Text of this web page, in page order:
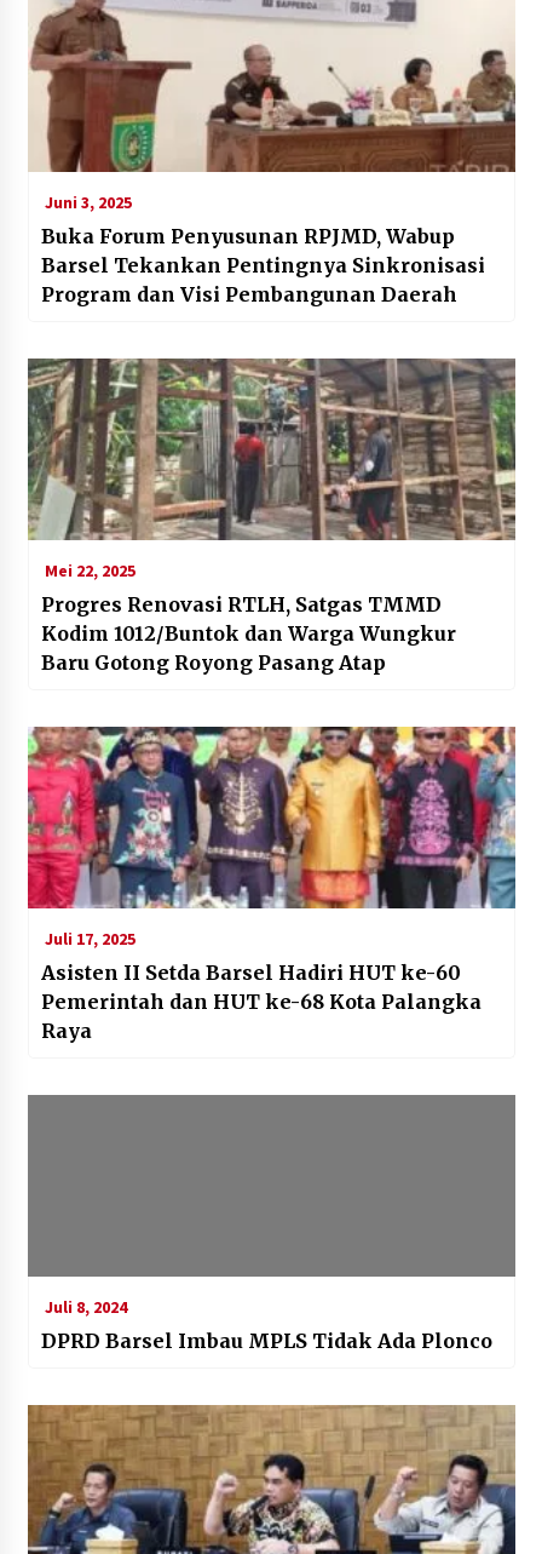
Juni 3, 2025
Buka Forum Penyusunan RPJMD, Wabup
Barsel Tekankan Pentingnya Sinkronisasi
Program dan Visi Pembangunan Daerah
Mei 22, 2025
Progres Renovasi RTLH, Satgas TMMD
Kodim 1012/Buntok dan Warga Wungkur
Baru Gotong Royong Pasang Atap
Juli 17, 2025
Asisten II Setda Barsel Hadiri HUT ke-60
Pemerintah dan HUT ke-68 Kota Palangka
Raya
Juli 8, 2024
DPRD Barsel Imbau MPLS Tidak Ada Plonco